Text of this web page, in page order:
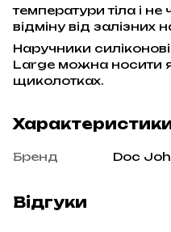
температури тіла і
відміну від залізних
Наручники
Large можна носити
щиколотках.
Бренд Doc
Відгуки